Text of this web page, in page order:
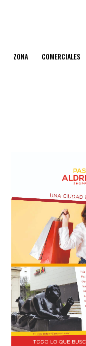
ZONA COMERCIALES